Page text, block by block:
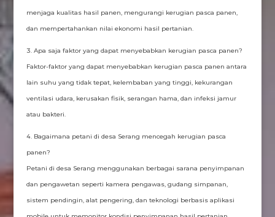
menjaga kualitas hasil panen, mengurangi kerugian pasca panen,
dan mempertahankan nilai ekonomi hasil pertanian.
Apa saja faktor yang dapat menyebabkan kerugian pasca panen?
Faktor-faktor yang dapat menyebabkan kerugian pasca panen antara
lain suhu yang tidak tepat, kelembaban yang tinggi, kekurangan
ventilasi udara, kerusakan fisik, serangan hama, dan infeksi jamur
atau bakteri.
Bagaimana petani di desa Serang mencegah kerugian pasca
panen?
Petani di desa Serang menggunakan berbagai sarana penyimpanan
dan pengawetan seperti kamera pengawas, gudang simpanan,
sistem pendingin, alat pengering, dan teknologi berbasis aplikasi